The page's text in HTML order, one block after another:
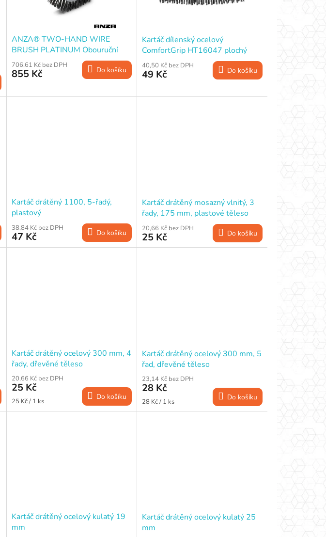
ANZA® TWO-HAND WIRE
BRUSH PLATINUM Obouruční
drátěný kartáč, 180x60 mm
706,61 Kč bez DPH
855 Kč Do košíku
Kartáč dílenský ocelový
ComfortGrip HT16047 plochý
160 mm, 4 řady
40,50 Kč bez DPH
49 Kč Do košíku
Kartáč drátěný 1100, 5-řadý,
plastový
38,84 Kč bez DPH
47 Kč Do košíku
Kartáč drátěný mosazný vlnitý, 3
řady, 175 mm, plastové těleso
20,66 Kč bez DPH
25 Kč Do košíku
Kartáč drátěný ocelový 300 mm, 4
řady, dřevěné těleso
20,66 Kč bez DPH
25 Kč
Měrná
cena:
25 Kč / 1 ks Do košíku
Kartáč drátěný ocelový 300 mm, 5
řad, dřevěné těleso
23,14 Kč bez DPH
28 Kč
Měrná
cena:
28 Kč / 1 ks Do košíku
Kartáč drátěný ocelový kulatý 19
mm
Kartáč drátěný ocelový kulatý 25
mm